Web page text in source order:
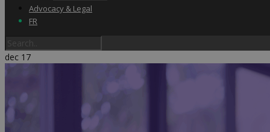
Home
Advocacy & Legal
FR
dec 17